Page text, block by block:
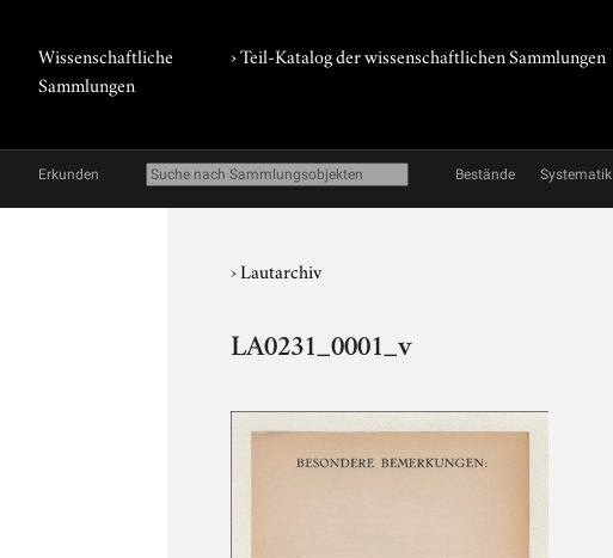
Wissenschaftliche
Sammlungen
› Teil-Katalog der wissenschaftlichen Sammlungen
Erkunden Bestände Systematik
›Lautarchiv
LA0231_0001_v